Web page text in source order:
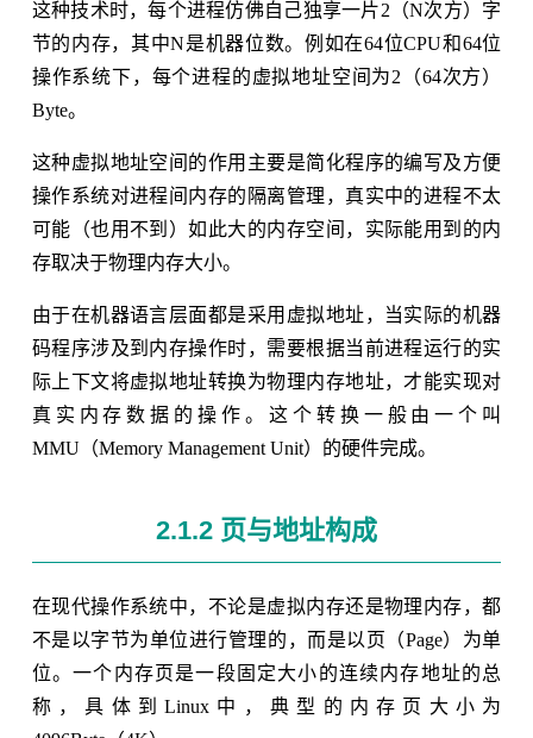
这种技术时，每个进程仿佛自己独享一片2（N次方）字
节的内存，其中N是机器位数。例如在64位CPU和64位
操作系统下，每个进程的虚拟地址空间为2（64次方）
Byte。
这种虚拟地址空间的作用主要是简化程序的编写及方便
操作系统对进程间内存的隔离管理，真实中的进程不太
可能（也用不到）如此大的内存空间，实际能用到的内
存取决于物理内存大小。
由于在机器语言层面都是采用虚拟地址，当实际的机器
码程序涉及到内存操作时，需要根据当前进程运行的实
际上下文将虚拟地址转换为物理内存地址，才能实现对
真实内存数据的操作。这个转换一般由一个叫
MMU（Memory Management Unit）的硬件完成。
2.1.2 页与地址构成
在现代操作系统中，不论是虚拟内存还是物理内存，都
不是以字节为单位进行管理的，而是以页（Page）为单
位。一个内存页是一段固定大小的连续内存地址的总
称，具体到Linux中，典型的内存页大小为